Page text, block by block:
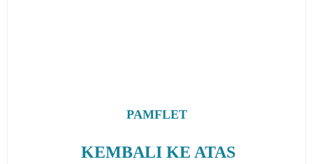
PAMFLET
KEMBALI KE ATAS